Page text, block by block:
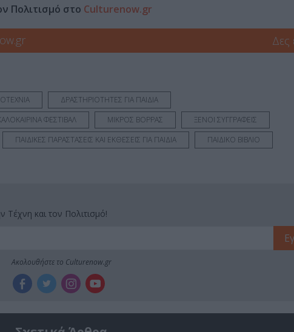
Πολιτισμό στο Culturenow.gr
Δες
ΔΡΑΣΤΗΡΙΟΤΗΤΕΣ ΓΙΑ ΠΑΙΔΙΑ
ΦΕΣΤΙΒΑΛ ΜΙΚΡΟΣ ΒΟΡΡΑΣ
ΞΕΝΟΙ ΣΥΓΓΡΑΦΕΙΣ
ΠΑΙΔΙΚΕΣ ΠΑΡΑΣΤΑΣΕΙΣ ΚΑΙ ΕΚΘΕΣΕΙΣ ΓΙΑ ΠΑΙΔΙΑ
ΠΑΙΔΙΚΟ ΒΙΒΛΙΟ
Τέχνη και τον Πολιτισμό!
Ακολουθήστε το Culturenow.gr